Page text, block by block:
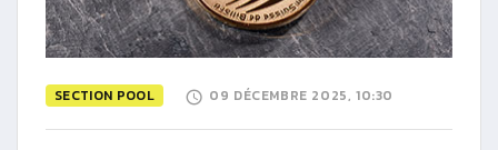
SECTION POOL 09 DÉCEMBRE 2025, 10:30